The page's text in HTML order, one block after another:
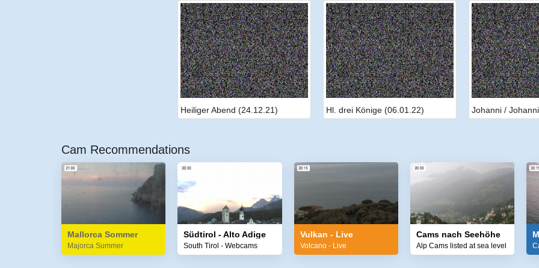
Heiliger Abend (24.12.21) Hl. drei Könige (06.01.22) Johanni /
Cam Recommendations
Mallorca Sommer
Majorca Summer
Südtirol - Alto Adige
South Tirol - Webcams
Vulkan - Live
Volcano - Live
Cams nach Seehöhe
Alp Cams listed at sea level